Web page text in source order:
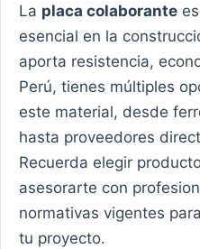
La placa colaborante
esencial en la
aporta resistencia,
Perú, tienes múltiples
este material, desde
hasta proveedores
Recuerda elegir
asesorarte con
normativas vigentes
tu proyecto.